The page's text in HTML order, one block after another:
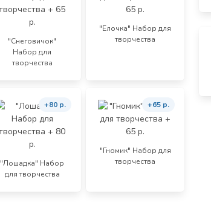
"Снеговичок"
Набор для
творчества
"Елочка" Набор для
творчества
"Лошадка" Набор
для творчества
+80 р.
"Гномик" Набор для
творчества
+65 р.